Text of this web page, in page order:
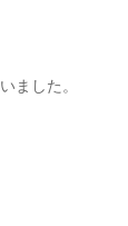
ました。